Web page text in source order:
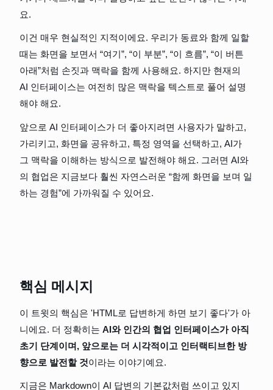
요.
이건 매우 현실적인 지적이에요. 우리가 동료와 함께 일할
때는 화면을 보면서 “여기”, “이 부분”, “이 흐름”, “이 버튼
아래”처럼 손짓과 맥락을 함께 사용해요. 하지만 현재의
AI 인터페이스는 여전히 많은 맥락을 텍스트로 풀어 설명
해야 해요.
앞으로 AI 인터페이스가 더 좋아지려면 사용자가 말하고,
가리키고, 화면을 공유하고, 특정 영역을 선택하고, AI가
그 맥락을 이해하는 방식으로 발전해야 해요. 그러면 AI와
의 협업은 지금보다 훨씬 자연스러운 “함께 화면을 보며 일
하는 경험”에 가까워질 수 있어요.
핵심 메시지
이 트윗의 핵심은 'HTML로 답변하게 하면 보기 좋다'가 아
니에요. 더 정확히는 AI와 인간의 협업 인터페이스가 아직
초기 단계이며, 앞으로는 더 시각적이고 인터랙티브한 방
향으로 발전할 것이라는 이야기예요.
지금은 Markdown이 AI 답변의 기본값처럼 쓰이고 있지